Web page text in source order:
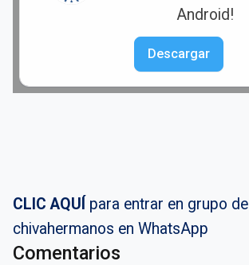
Android!
Descargar
CLIC AQUÍ para entrar en grupo de
chivahermanos en WhatsApp
Comentarios